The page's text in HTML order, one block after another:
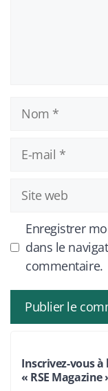
mail
Site
web
Enregistrer
dans le
commentaire.
Inscrivez-vous
« RSE Magazine